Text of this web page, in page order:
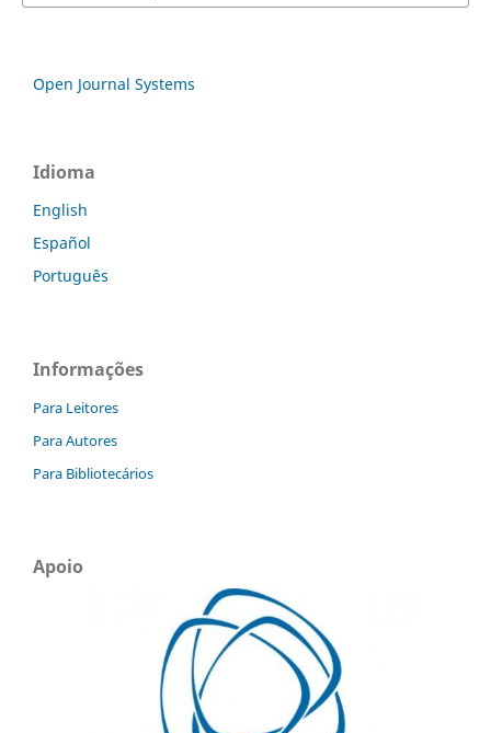
Open Journal Systems
Idioma
English
Español
Português
Informações
Para Leitores
Para Autores
Para Bibliotecários
Apoio